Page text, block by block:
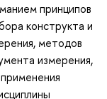
принципов
конструкта и
методов
измерения,